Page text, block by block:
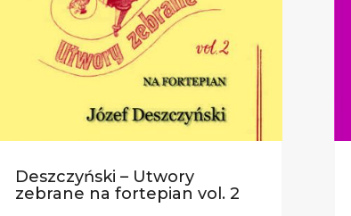
Deszczyński – Utwory
zebrane na fortepian vol. 2